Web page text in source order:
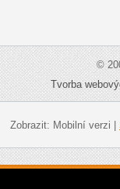
©
Tvorba
Zobrazit: Mobilní verzi